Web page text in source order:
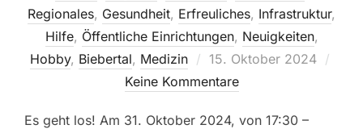
Regionales, Gesundheit, Erfreuliches, Infrastruktur,
Hilfe, Öffentliche Einrichtungen, Neuigkeiten,
Hobby, Biebertal, Medizin
Veröffentlicht
am
15. Oktober 2024
Keine Kommentare
Es geht los! Am 31. Oktober 2024, von 17:30 –